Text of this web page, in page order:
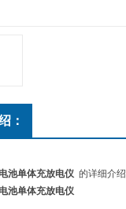
：
池单体充放电仪 的详细介绍
池单体充放电仪